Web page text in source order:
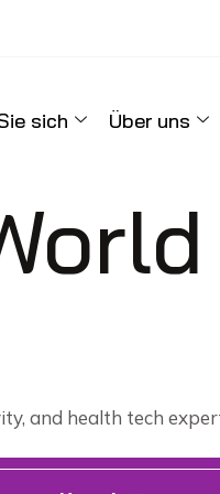
sich Über uns
and health tech